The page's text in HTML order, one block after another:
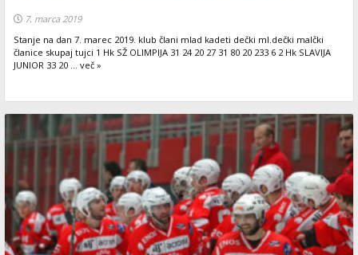
7. marca 2019
Stanje na dan 7. marec 2019. klub člani mlad kadeti dečki ml.dečki malčki
članice skupaj tujci 1 Hk SŽ OLIMPIJA 31 24 20 27 31 80 20 233 6 2 Hk SLAVIJA
JUNIOR 33 20 ... več »